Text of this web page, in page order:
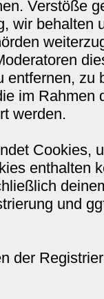
Verstöße
wir behalten
entfernen, zu
im Rahmen
werden.
Cookies,
enthalten
und
der